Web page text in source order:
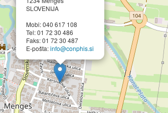
SLOVENIJA
Mobi: 040 617 108
Tel: 01 72 30 486
Faks: 01 72 30 487
E-pošta:info@conphis.si